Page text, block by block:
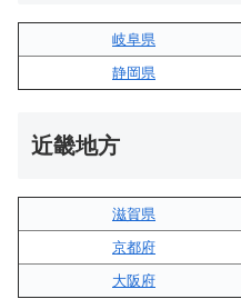
岐阜県
静岡県
近畿地方
滋賀県
京都府
大阪府